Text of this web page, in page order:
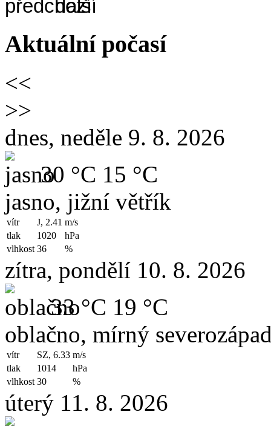
Aktuální počasí
<<
>>
dnes, neděle 9. 8. 2026
30 °C 15 °C
jasno, jižní větřík
vítr J, 2.41 m/s
tlak
1020
hPa
vlhkost 36 %
zítra, pondělí 10. 8. 2026
33 °C 19 °C
oblačno, mírný
vítr SZ, 6.33 m/s
tlak
1014
hPa
vlhkost 30 %
úterý 11. 8. 2026